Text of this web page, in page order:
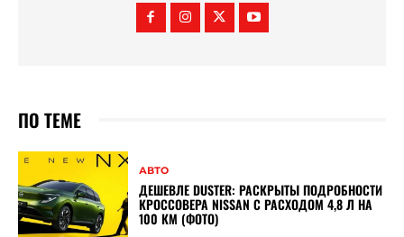
ПО ТЕМЕ
АВТО
ДЕШЕВЛЕ DUSTER: РАСКРЫТЫ ПОДРОБНОСТИ
КРОССОВЕРА NISSAN С РАСХОДОМ 4,8 Л НА
100 КМ (ФОТО)